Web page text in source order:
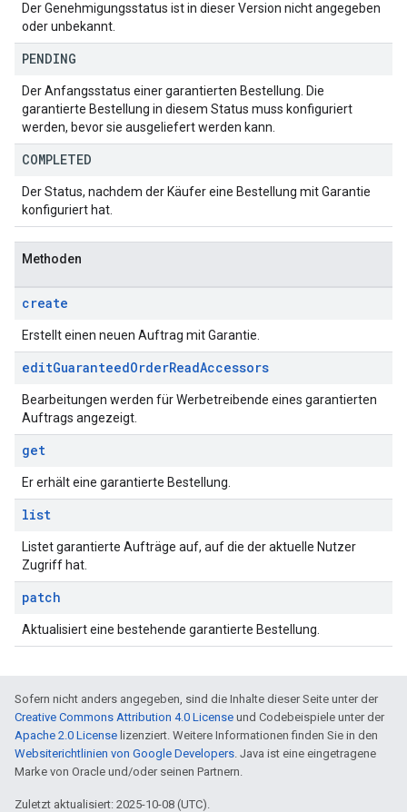
Der Genehmigungsstatus ist in dieser Version nicht angegeben
oder unbekannt.
PENDING
Der Anfangsstatus einer garantierten Bestellung. Die
garantierte Bestellung in diesem Status muss konfiguriert
werden, bevor sie ausgeliefert werden kann.
COMPLETED
Der Status, nachdem der Käufer eine Bestellung mit Garantie
konfiguriert hat.
Methoden
create
Erstellt einen neuen Auftrag mit Garantie.
editGuaranteedOrderReadAccessors
Bearbeitungen werden für Werbetreibende eines garantierten
Auftrags angezeigt.
get
Er erhält eine garantierte Bestellung.
list
Listet garantierte Aufträge auf, auf die der aktuelle Nutzer
Zugriff hat.
patch
Aktualisiert eine bestehende garantierte Bestellung.
Sofern nicht anders angegeben, sind die Inhalte dieser Seite unter der
Creative Commons Attribution 4.0 License und Codebeispiele unter der
Apache 2.0 License lizenziert. Weitere Informationen finden Sie in den
Websiterichtlinien von Google Developers. Java ist eine eingetragene
Marke von Oracle und/oder seinen Partnern.
Zuletzt aktualisiert: 2025-10-08 (UTC).